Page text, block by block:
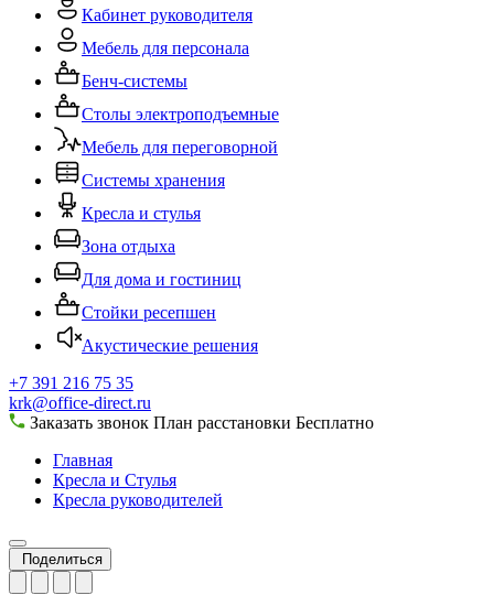
Кабинет руководителя
Мебель для персонала
Бенч-системы
Столы электроподъемные
Мебель для переговорной
Системы хранения
Кресла и стулья
Зона отдыха
Для дома и гостиниц
Стойки ресепшен
Акустические решения
+7 391 216 75 35
krk@office-direct.ru
Заказать звонок План расстановки Бесплатно
Главная
Кресла и Стулья
Кресла руководителей
Поделиться